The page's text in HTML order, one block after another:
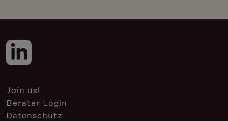
Join us!
Berater Login
Datenschutz